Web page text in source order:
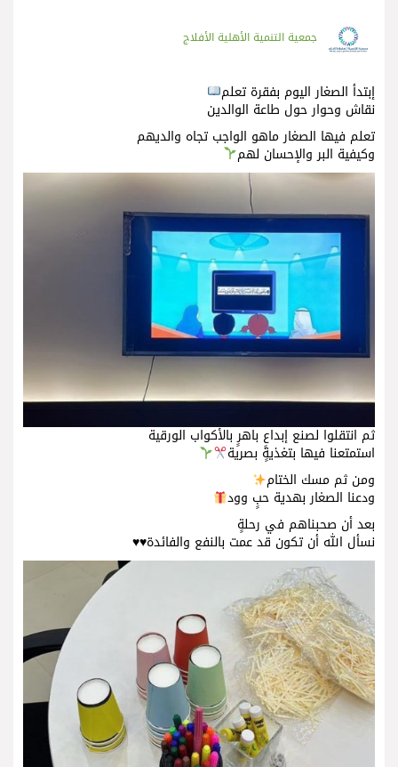
جمعية التنمية الأهلية الأفلاج
‏إبتدأ الصغار اليوم بفقرة تعلم
‏نقاش وحوار حول طاعة الوالدين
‏تعلم فيها الصغار ماهو الواجب تجاه والديهم
‏وكيفية البر والإحسان لهم
ثم انتقلوا لصنع إبداعٍ باهرٍ بالأكواب الورقية
‏استمتعنا فيها بتغذيةٍ بصرية
‏ومن ثم مسك الختام
‏ودعنا الصغار بهدية حبٍ وود
‏بعد أن صحبناهم في رحلةٍ
‏نسأل الله أن تكون قد عمت بالنفع والفائدة♥️♥️